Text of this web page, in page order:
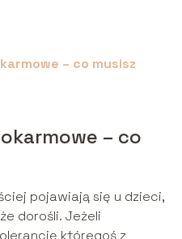
– co musisz
– co
pojawiają się u dzieci,
dorośli. Jeżeli
któregoś z